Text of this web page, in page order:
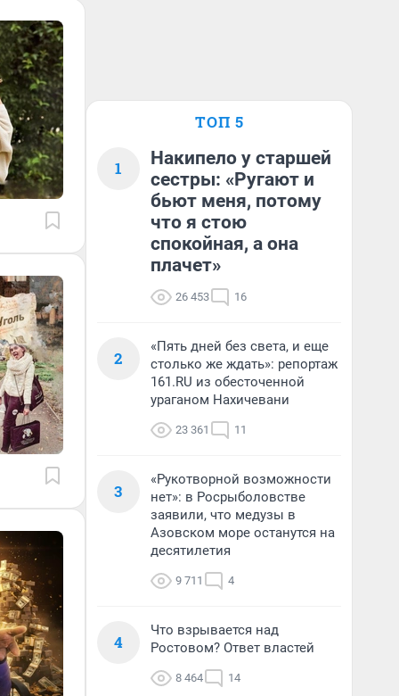
ТОП 5
1
Накипело у старшей
сестры: «Ругают и
бьют меня, потому
что я стою
спокойная, а она
плачет»
26 453 16
2
«Пять дней без света, и еще
столько же ждать»: репортаж
161.RU из обесточенной
ураганом Нахичевани
23 361 11
3
«Рукотворной возможности
нет»: в Росрыболовстве
заявили, что медузы в
Азовском море останутся на
десятилетия
9 711 4
4
Что взрывается над
Ростовом? Ответ властей
8 464 14